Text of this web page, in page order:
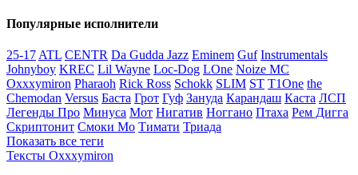
Популярные исполнители
25-17 ATL CENTR Da Gudda Jazz Eminem Guf Instrumentals
Johnyboy KREC Lil Wayne Loc-Dog LOne Noize MC
Oxxxymiron Pharaoh Rick Ross Schokk SLIM ST T1One the
Chemodan Versus Баста Грот Гуф Зануда Карандаш Каста ЛСП
Легенды Про Минуса Мот Нигатив Ноггано Птаха Рем Дигга
Скриптонит Смоки Мо Тимати Триада
Показать все теги
Тексты Oxxxymiron